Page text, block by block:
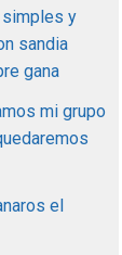
y
sandia
gana
mi grupo
el